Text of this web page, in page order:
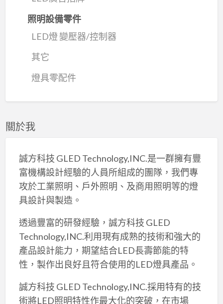
照明設備零件
LED燈 變壓器/控制器
其它
燈具零配件
關於我
誠方科技 GLED Technology,INC.是一群擁有豐
富機構設計經驗的人員所組成的團隊，我們專
攻於工業照明、戶外照明、及商用照明等的燈
具設計與製造。
透過豐富的研發經驗，誠方科技 GLED
Technology,INC.利用現有成熟的技術和強大的
產品設計能力，期望結合LED長壽節能的特
性，製作出良好且符合使用的LED燈具產品。
誠方科技 GLED Technology,INC.採用特有的技
術將LED照明特性作最大化的突破，在市場